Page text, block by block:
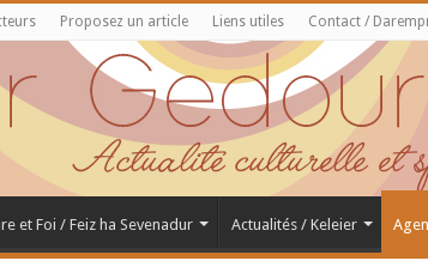
Proposez un article Liens utiles Contact /
et Foi / Feiz ha Sevenadur Actualités / Keleier